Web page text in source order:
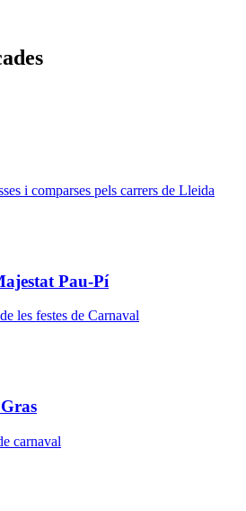
i comparses pels carrers de Lleida
Pau-Pí
les festes de Carnaval
carnaval